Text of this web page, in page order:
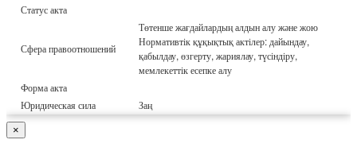
Статус акта
Сфера правоотношений
Төтенше жағдайлардың алдын алу және жою
Нормативтік құқықтық актілер: дайындау,
қабылдау, өзгерту, жариялау, түсіндіру,
мемлекеттік есепке алу
Форма акта
Юридическая сила
Заң
×